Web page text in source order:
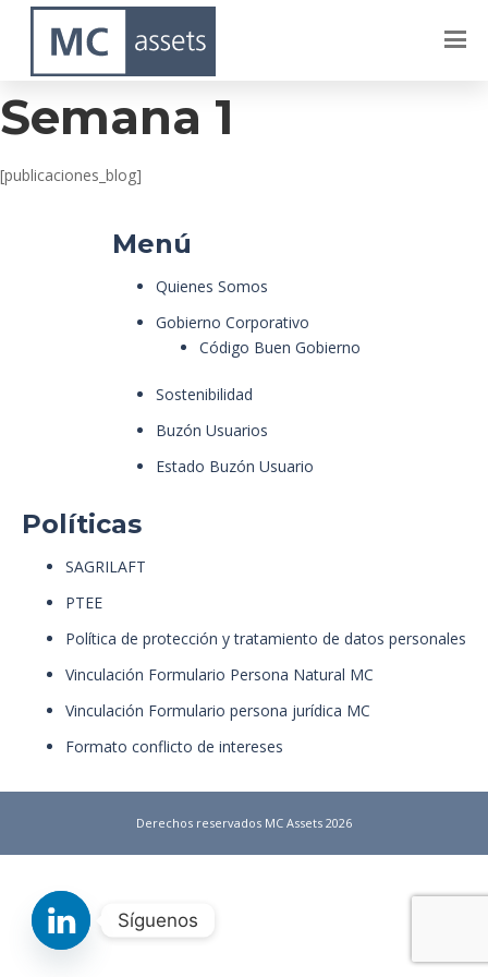
Celeste – Agosto –
Semana 1
[publicaciones_blog]
Menú
Quienes Somos
Gobierno Corporativo
Código Buen Gobierno
Sostenibilidad
Buzón Usuarios
Estado Buzón Usuario
Políticas
SAGRILAFT
PTEE
Política de protección y tratamiento de datos personales
Vinculación Formulario Persona Natural MC
Vinculación Formulario persona jurídica MC
Formato conflicto de intereses
Derechos reservados MC Assets 2026
Síguenos